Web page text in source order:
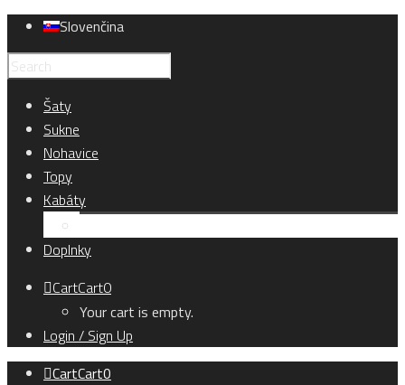
Slovenčina
Šaty
Sukne
Nohavice
Topy
Kabáty
Doplnky
CartCart0
Your cart is empty.
Login / Sign Up
CartCart0